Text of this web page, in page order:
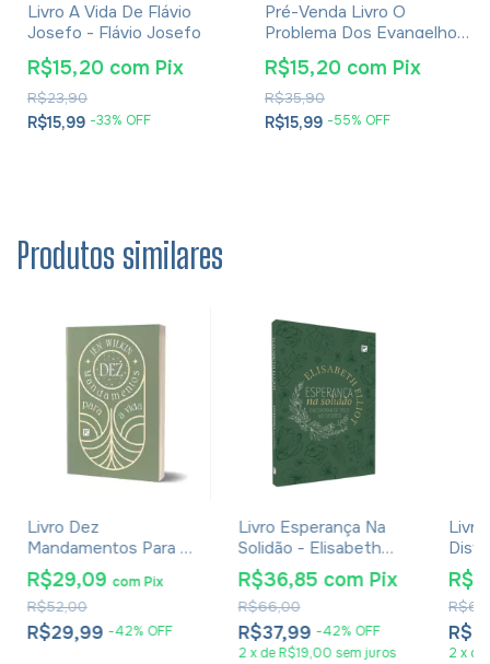
Livro A Vida De Flávio
Josefo - Flávio Josefo
R$15,99 -33% OFF
R$23,90
R$15,20 com Pix
Pré-Venda Livro O
Problema Dos Evangelhos
E Soluções- Eusébio De
Cesareia
R$15,99 -55% OFF
R$35,90
R$15,20 com Pix
Produtos similares
Livro Dez
Mandamentos Para A
Vida - Jen Wilkin
R$29,99 -42% OFF
R$52,00
R$29,09 com Pix
Livro Esperança Na
Solidão - Elisabeth
Elliot
R$37,99 -42% OFF
R$66,00
R$36,85 com Pix
2 xdeR$19,00 sem juros
Livro
Jen
2 x de